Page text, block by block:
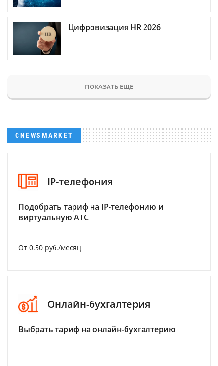
Цифровизация HR 2026
ПОКАЗАТЬ ЕЩЕ
CNEWSMARKET
IP-телефония
Подобрать тариф на IP-телефонию и
виртуальную АТС
От 0.50 руб./месяц
Онлайн-бухгалтерия
Выбрать тариф на онлайн-бухгалтерию